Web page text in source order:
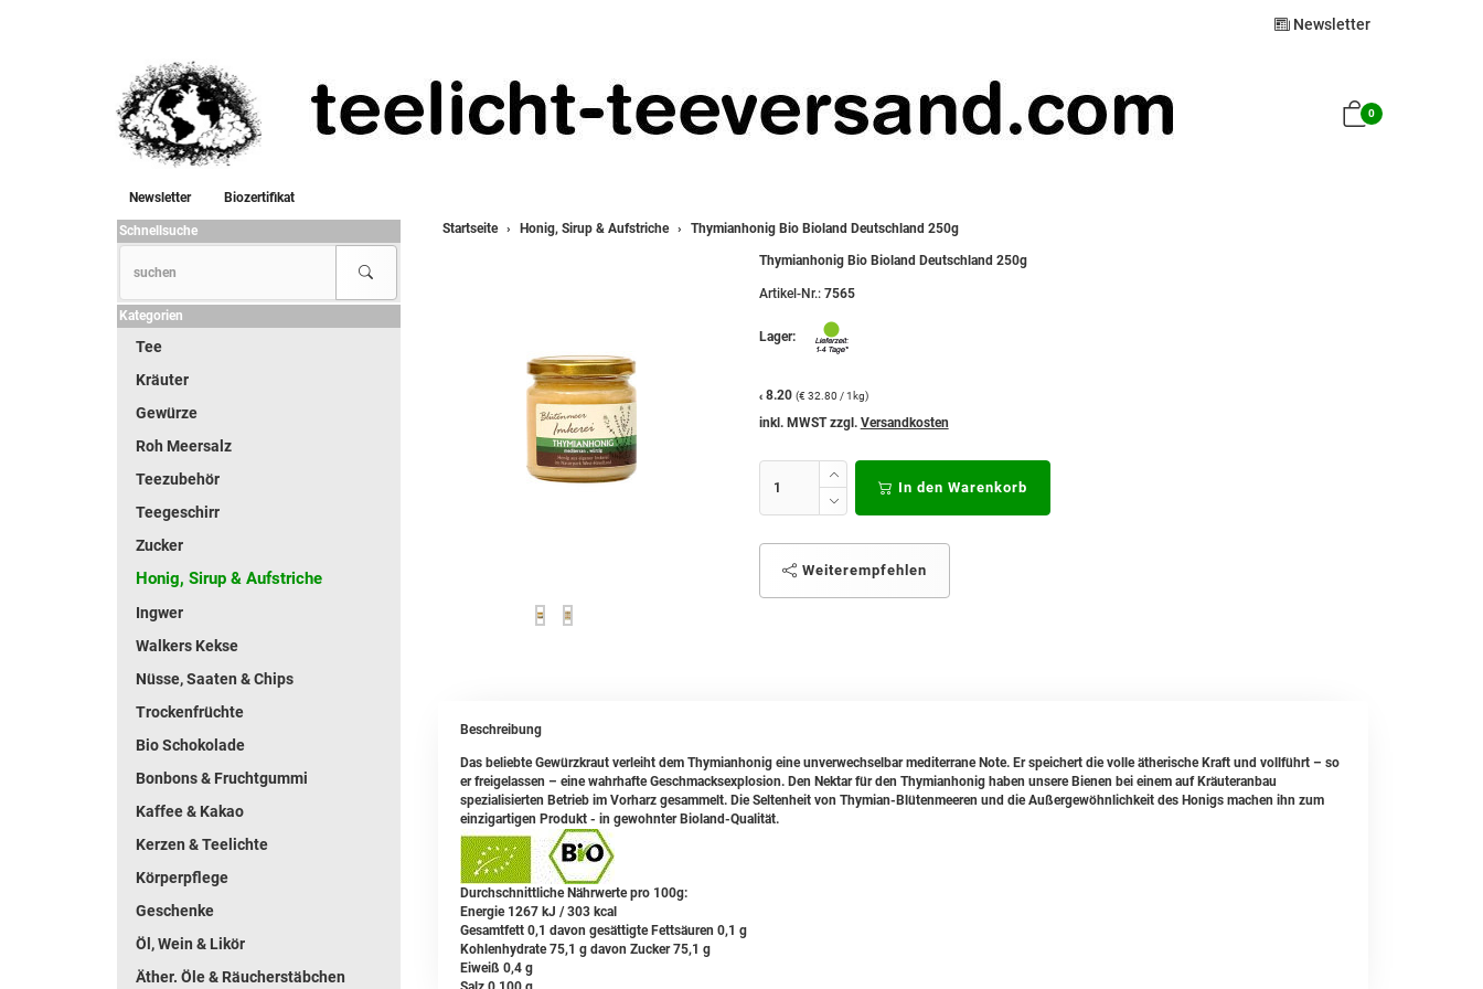
Newsletter
0
Newsletter
Biozertifikat
Startseite
Honig, Sirup & Aufstriche Thymianhonig Bio Bioland Deutschland 250g
Thymianhonig Bio Bioland Deutschland 250g
Artikel-Nr.: 7565
Lager:
€ 8.20 (€ 32.80 / 1kg)
inkl. MWST zzgl. Versandkosten
In den Warenkorb
Weiterempfehlen
Beschreibung
Das beliebte Gewürzkraut verleiht dem Thymianhonig eine unverwechselbar mediterrane Note. Er speichert die volle ätherische Kraft und vollführt – so
er freigelassen – eine wahrhafte Geschmacksexplosion. Den Nektar für den Thymianhonig haben unsere Bienen bei einem auf Kräuteranbau
spezialisierten Betrieb im Vorharz gesammelt. Die Seltenheit von Thymian-Blütenmeeren und die Außergewöhnlichkeit des Honigs machen ihn zum
einzigartigen Produkt - in gewohnter Bioland-Qualität.
Durchschnittliche Nährwerte pro 100g:
Energie 1267 kJ / 303 kcal
Gesamtfett 0,1 davon gesättigte Fettsäuren 0,1 g
Kohlenhydrate 75,1 g davon Zucker 75,1 g
Eiweiß 0,4 g
Schnellsuche
Kategorien
Tee
Kräuter
Gewürze
Roh Meersalz
Teezubehör
Teegeschirr
Zucker
Honig, Sirup & Aufstriche
Ingwer
Walkers Kekse
Nüsse, Saaten & Chips
Trockenfrüchte
Bio Schokolade
Bonbons & Fruchtgummi
Kaffee & Kakao
Kerzen & Teelichte
Körperpflege
Geschenke
Öl, Wein & Likör
Äther. Öle & Räucherstäbchen